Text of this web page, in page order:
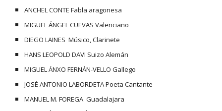
ANCHEL CONTE Fabla aragonesa
MIGUEL ÁNGEL CUEVAS Valenciano
DIEGO LAINES  Músico, Clarinete
HANS LEOPOLD DAVI Suizo Alemán
MIGUEL ÁNXO FERNÁN-VELLO Gallego
JOSÉ ANTONIO LABORDETA Poeta Cantante
MANUEL M. FOREGA  Guadalajara